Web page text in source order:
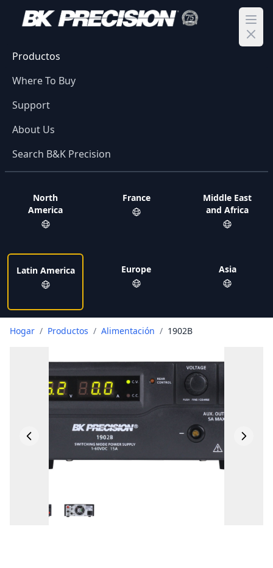
Productos
Where To Buy
Support
About Us
Search B&K Precision
North
America
Latin America
France
Europe
Middle East
and Africa
Asia
Hogar / Productos / Alimentación / 1902B